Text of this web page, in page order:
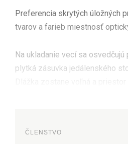
Preferencia skrytých úložných
tvarov a farieb miestnosť
Na ukladanie vecí sa
plytká zásuvka jedálenského
ČLENSTVO